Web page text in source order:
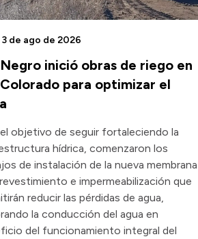
inició obras de riego en
para optimizar el
3 de ago de 2026
objetivo de seguir fortaleciendo la
hídrica, comenzaron los
de instalación de la nueva membrana
e impermeabilización que
reducir las pérdidas de agua,
la conducción del agua en
del funcionamiento integral del